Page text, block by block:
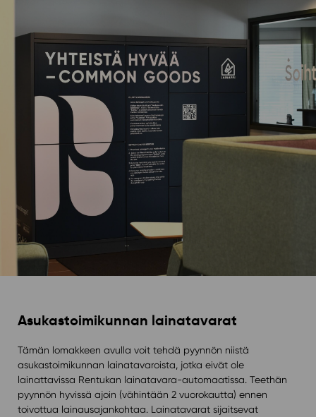
Asukastoimikunnan lainatavarat
Tämän lomakkeen avulla voit tehdä pyynnön niistä
asukastoimikunnan lainatavaroista, jotka eivät ole
lainattavissa Rentukan lainatavara-automaatissa. Teethän
pyynnön hyvissä ajoin (vähintään 2 vuorokautta) ennen
toivottua lainausajankohtaa. Lainatavarat sijaitsevat